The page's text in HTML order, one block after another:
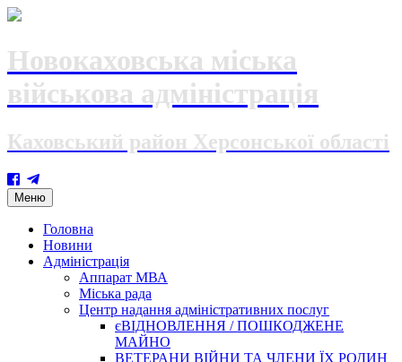
Новокаховська міська
військова адміністрація
Каховський район Херсонської області
Меню Skip
to
content
Головна
Новини
Адміністрація
Аппарат МВА
Міська рада
Центр надання адміністративних послуг
єВІДНОВЛЕННЯ / ПОШКОДЖЕНЕ
МАЙНО
ВЕТЕРАНИ ВІЙНИ ТА ЧЛЕНИ ЇХ РОДИН